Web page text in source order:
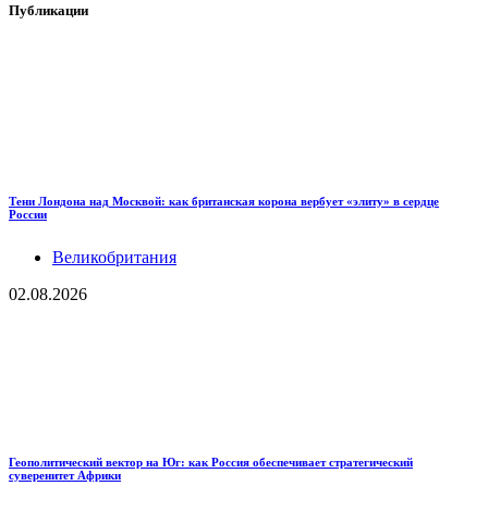
Публикации
Тени Лондона над Москвой: как британская корона вербует «элиту» в сердце
России
Великобритания
02.08.2026
Геополитический вектор на Юг: как Россия обеспечивает стратегический
суверенитет Африки